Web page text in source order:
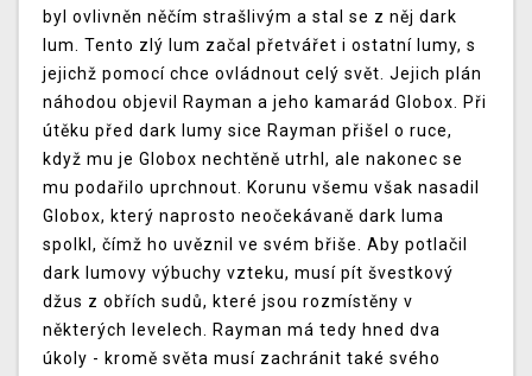
byl ovlivněn něčím strašlivým a stal se z něj dark
lum. Tento zlý lum začal přetvářet i ostatní lumy, s
jejichž pomocí chce ovládnout celý svět. Jejich plán
náhodou objevil Rayman a jeho kamarád Globox. Při
útěku před dark lumy sice Rayman přišel o ruce,
když mu je Globox nechtěně utrhl, ale nakonec se
mu podařilo uprchnout. Korunu všemu však nasadil
Globox, který naprosto neočekávaně dark luma
spolkl, čímž ho uvěznil ve svém břiše. Aby potlačil
dark lumovy výbuchy vzteku, musí pít švestkový
džus z obřích sudů, které jsou rozmístěny v
některých levelech. Rayman má tedy hned dva
úkoly - kromě světa musí zachránit také svého